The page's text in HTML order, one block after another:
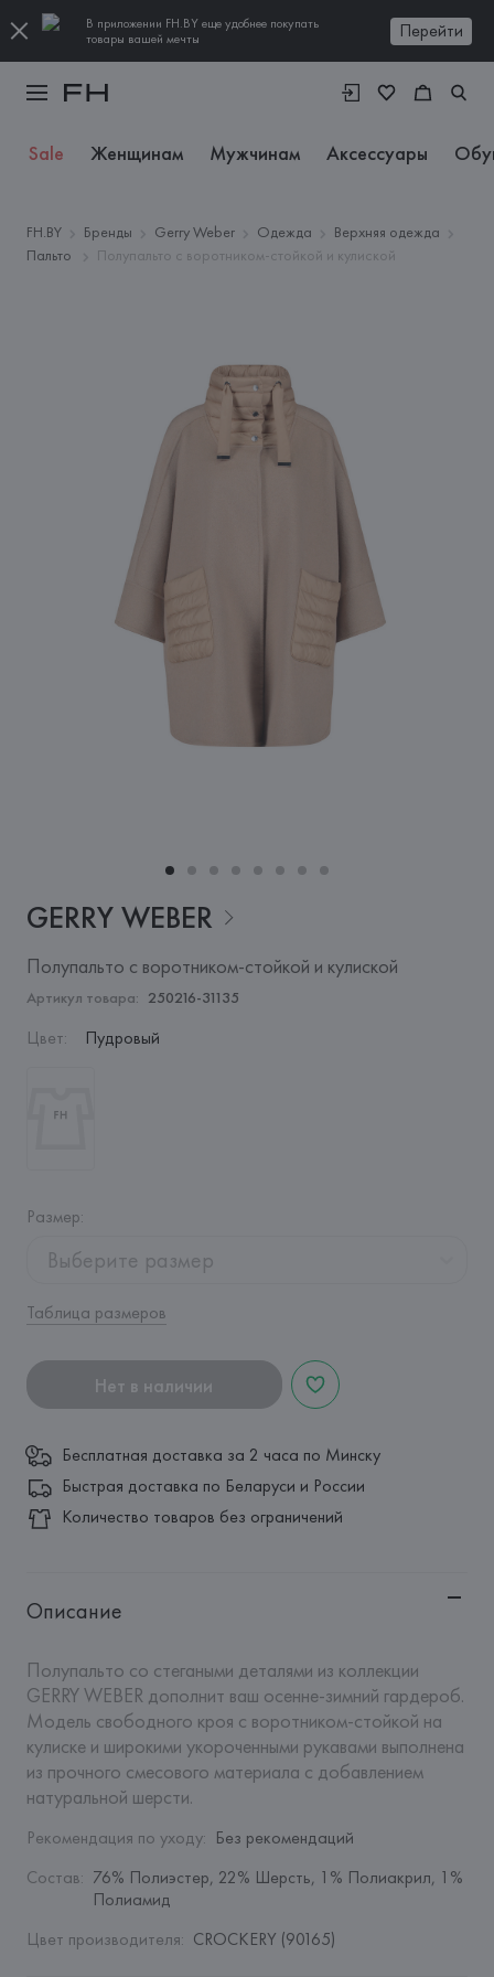
В приложении FH.BY еще удобнее покупать
товары вашей мечты
Перейти
Sale Женщинам Мужчинам Аксессуары
FH.BY Бренды Gerry Weber Одежда
Верхняя одежда
Пальто
Полупальто с воротником-стойкой и кулиской
GERRY WEBER
Полупальто с воротником-стойкой и кулиской
Артикул товара: 250216-31135
Цвет: Пудровый
Размер:
Выберите размер
Таблица размеров
Нет в наличии
Бесплатная доставка за 2 часа по Минску
Быстрая доставка по Беларуси и России
Количество товаров без ограничений
Описание
Полупальто со стегаными деталями из коллекции
GERRY WEBER дополнит ваш осенне-зимний гардероб.
Модель свободного кроя с воротником-стойкой на
кулиске и широкими укороченными рукавами выполнена
из прочного смесового материала с добавлением
натуральной шерсти.
Рекомендация по уходу: Без рекомендаций
Состав: 76% Полиэстер, 22% Шерсть, 1% Полиакрил, 1%
Полиамид
Цвет производителя: CROCKERY (90165)